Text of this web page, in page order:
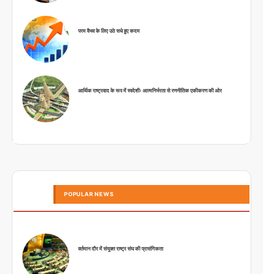
परम वैभव के लिए उठे सधे हुए कदम
आर्थिक राष्ट्रवाद के रूप में स्वदेशीः आत्मनिर्भरता से रणनीतिक एकीकरण की ओर
POPULAR NEWS
वर्तमान दौर में संयुक्त राष्ट्र संघ की प्रासंगिकता